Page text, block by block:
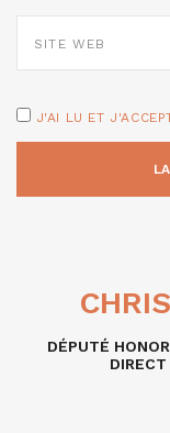
SITE
WEB
J'AI LU ET
DÉPUTÉ